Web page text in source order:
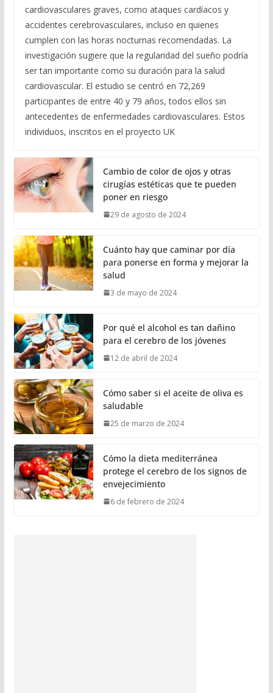
cardiovasculares graves, como ataques cardíacos y
accidentes cerebrovasculares, incluso en quienes
cumplen con las horas nocturnas recomendadas. La
investigación sugiere que la regularidad del sueño podría
ser tan importante como su duración para la salud
cardiovascular. El estudio se centró en 72,269
participantes de entre 40 y 79 años, todos ellos sin
antecedentes de enfermedades cardiovasculares. Estos
individuos, inscritos en el proyecto UK
Cambio de color de ojos y otras
cirugías estéticas que te pueden
poner en riesgo
29 de agosto de 2024
Cuánto hay que caminar por día
para ponerse en forma y mejorar la
salud
3 de mayo de 2024
Por qué el alcohol es tan dañino
para el cerebro de los jóvenes
12 de abril de 2024
Cómo saber si el aceite de oliva es
saludable
25 de marzo de 2024
Cómo la dieta mediterránea
protege el cerebro de los signos de
envejecimiento
6 de febrero de 2024